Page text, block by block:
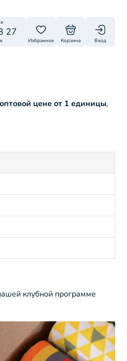
27
Избранное Корзина Вход
цене от 1 единицы,
клубной программе